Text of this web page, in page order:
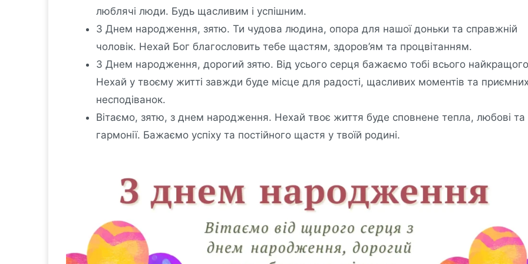
люблячі люди. Будь щасливим і успішним.
З Днем народження, зятю. Ти чудова людина, опора для нашої доньки та справжній
чоловік. Нехай Бог благословить тебе щастям, здоров’ям та процвітанням.
З Днем народження, дорогий зятю. Від усього серця бажаємо тобі всього
Нехай у твоєму житті завжди буде місце для радості, щасливих моментів та
несподіванок.
Вітаємо, зятю, з днем народження. Нехай твоє життя буде сповнене тепла, любові та
гармонії. Бажаємо успіху та постійного щастя у твоїй родині.